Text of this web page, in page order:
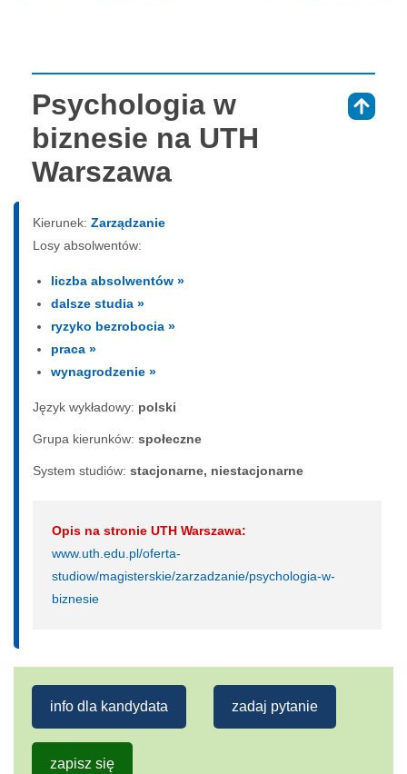
Psychologia w
biznesie na UTH
Warszawa
Kierunek: Zarządzanie
Losy absolwentów:
liczba absolwentów »
dalsze studia »
ryzyko bezrobocia »
praca »
wynagrodzenie »
Język wykładowy: polski
Grupa kierunków: społeczne
System studiów: sta­cjo­nar­ne, nie­sta­cjo­nar­ne
Opis na stronie UTH Warszawa:
www.uth.edu.pl/oferta-
studiow/magisterskie/zarzadzanie/psychologia-w-
biznesie
info dla kandydata zadaj pytanie
zapisz się